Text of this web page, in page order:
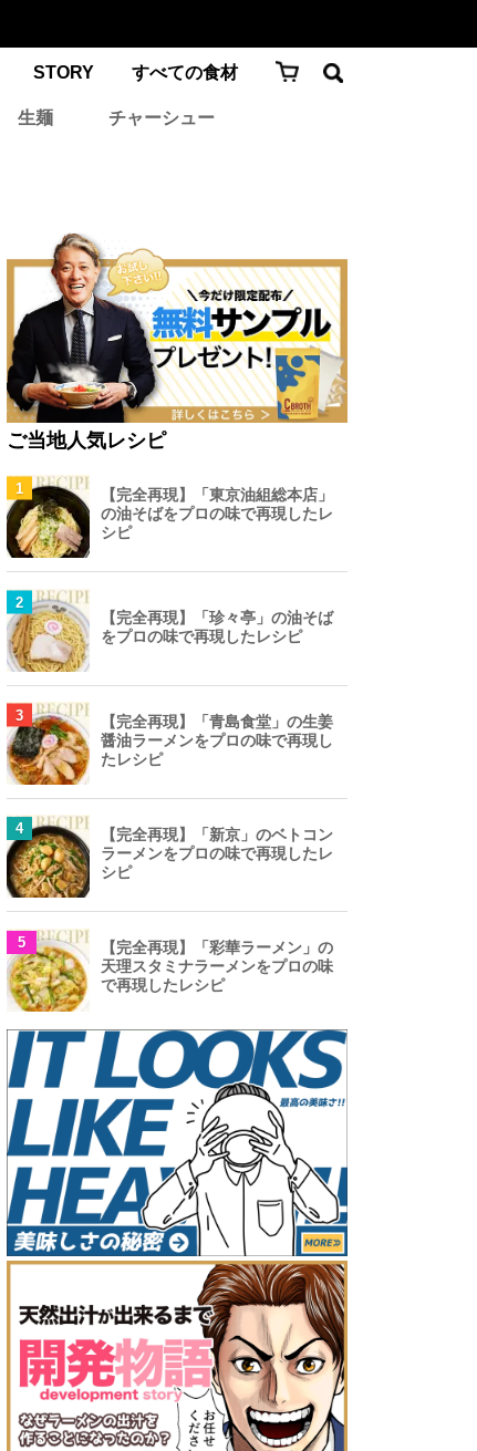
STORY すべての食材
生麺 チャーシュー
テオカレー
¥0サンプル
ご当地人気レシピ